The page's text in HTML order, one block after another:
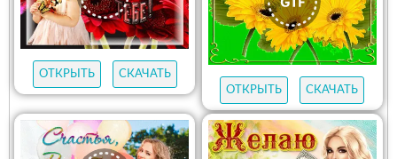
ОТКРЫТЬ
СКАЧАТЬ
ОТКРЫТЬ
СКАЧАТЬ